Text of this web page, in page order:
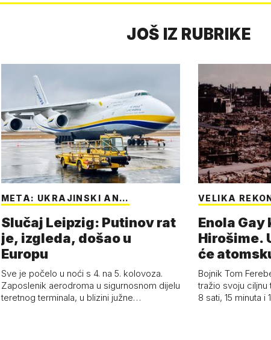
JOŠ IZ RUBRIKE
META: UKRAJINSKI AN…
Slučaj Leipzig: Putinov rat
je, izgleda, došao u
Europu
Sve je počelo u noći s 4. na 5. kolovoza.
Zaposlenik aerodroma u sigurnosnom dijelu
teretnog terminala, u blizini južne…
VELIKA
Enola
Hirošime.
će
Boy'
Bojnik Tom
tražio svoju ciljnu
8 sati, 15 minuta i